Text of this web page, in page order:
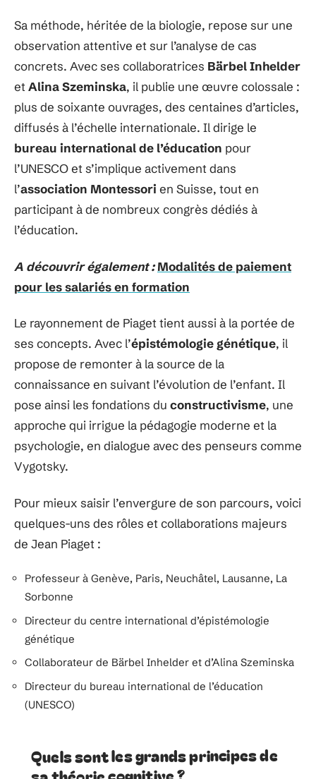
Sa méthode, héritée de la biologie, repose sur une
observation attentive et sur l’analyse de cas
concrets. Avec ses collaboratrices Bärbel Inhelder
et Alina Szeminska, il publie une œuvre colossale :
plus de soixante ouvrages, des centaines d’articles,
diffusés à l’échelle internationale. Il dirige le
bureau international de l’éducation pour
l’UNESCO et s’implique activement dans
l’association Montessori en Suisse, tout en
participant à de nombreux congrès dédiés à
l’éducation.
A découvrir également : Modalités de paiement
pour les salariés en formation
Le rayonnement de Piaget tient aussi à la portée de
ses concepts. Avec l’épistémologie génétique, il
propose de remonter à la source de la
connaissance en suivant l’évolution de l’enfant. Il
pose ainsi les fondations du constructivisme, une
approche qui irrigue la pédagogie moderne et la
psychologie, en dialogue avec des penseurs comme
Vygotsky.
Pour mieux saisir l’envergure de son parcours, voici
quelques-uns des rôles et collaborations majeurs
de Jean Piaget :
Professeur à Genève, Paris, Neuchâtel, Lausanne, La
Sorbonne
Directeur du centre international d’épistémologie
génétique
Collaborateur de Bärbel Inhelder et d’Alina Szeminska
Directeur du bureau international de l’éducation
(UNESCO)
Quels sont les grands principes de